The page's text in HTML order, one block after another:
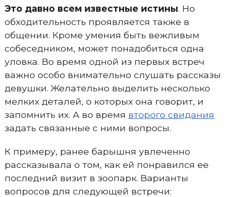
Это давно всем известные истины. Но
обходительность проявляется также в
общении. Кроме умения быть вежливым
собеседником, может понадобиться одна
уловка. Во время одной из первых встреч
важно особо внимательно слушать рассказы
девушки. Желательно выделить несколько
мелких деталей, о которых она говорит, и
запомнить их. А во время второго свидания
задать связанные с ними вопросы.
К примеру, ранее барышня увлеченно
рассказывала о том, как ей понравился ее
последний визит в зоопарк. Варианты
вопросов для следующей встречи: